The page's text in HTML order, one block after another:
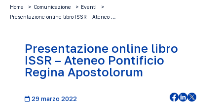
Home Comunicazione
Eventi
Presentazione online libro ISSR – Ateneo …
Presentazione online libro
ISSR – Ateneo Pontificio
Regina Apostolorum
29 marzo 2022